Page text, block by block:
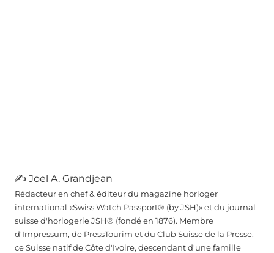
✍ Joel A. Grandjean
Rédacteur en chef & éditeur du magazine horloger
international «Swiss Watch Passport® (by JSH)» et du journal
suisse d'horlogerie JSH® (fondé en 1876). Membre
d'Impressum, de PressTourim et du Club Suisse de la Presse,
ce Suisse natif de Côte d'Ivoire, descendant d'une famille